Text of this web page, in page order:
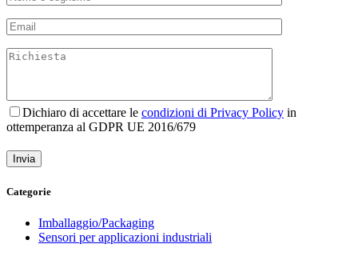
Dichiaro di accettare le condizioni di Privacy Policy in
ottemperanza al GDPR UE 2016/679
Categorie
Imballaggio/Packaging
Sensori per applicazioni industriali